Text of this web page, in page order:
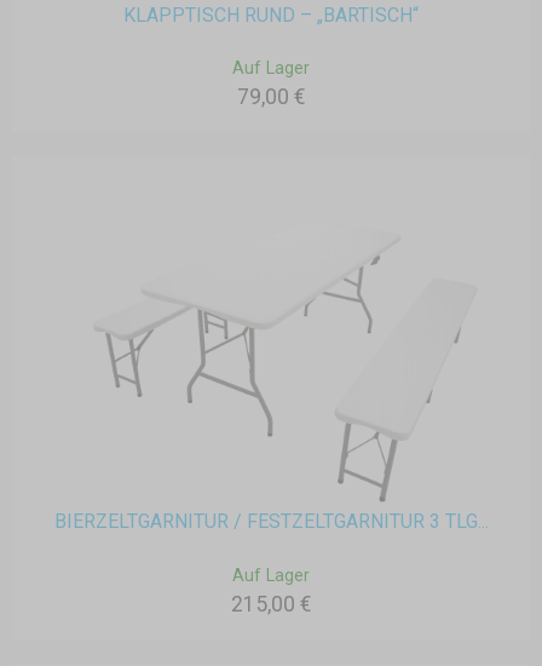
KLAPPTISCH RUND – „BARTISCH“
Auf Lager
79,00 €
BIERZELTGARNITUR / FESTZELTGARNITUR 3 TLG...
Auf Lager
215,00 €